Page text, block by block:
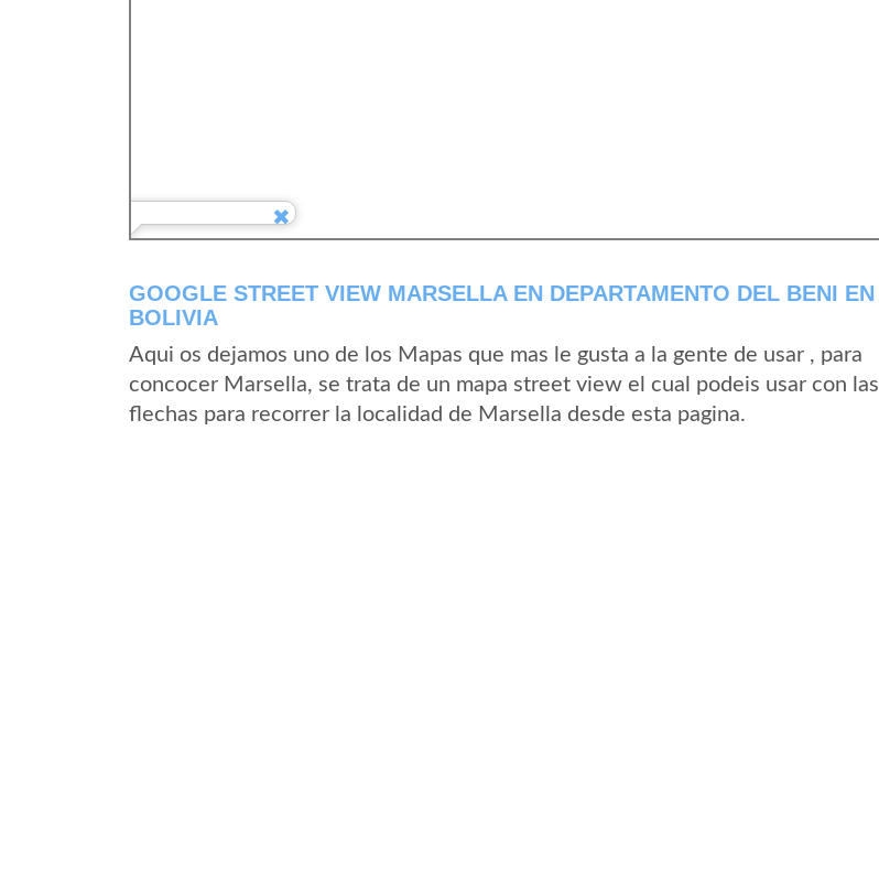
GOOGLE STREET VIEW MARSELLA EN DEPARTAMENTO DEL BENI EN
BOLIVIA
Aqui os dejamos uno de los Mapas que mas le gusta a la gente de usar , para
concocer Marsella, se trata de un mapa street view el cual podeis usar con las
flechas para recorrer la localidad de Marsella desde esta pagina.